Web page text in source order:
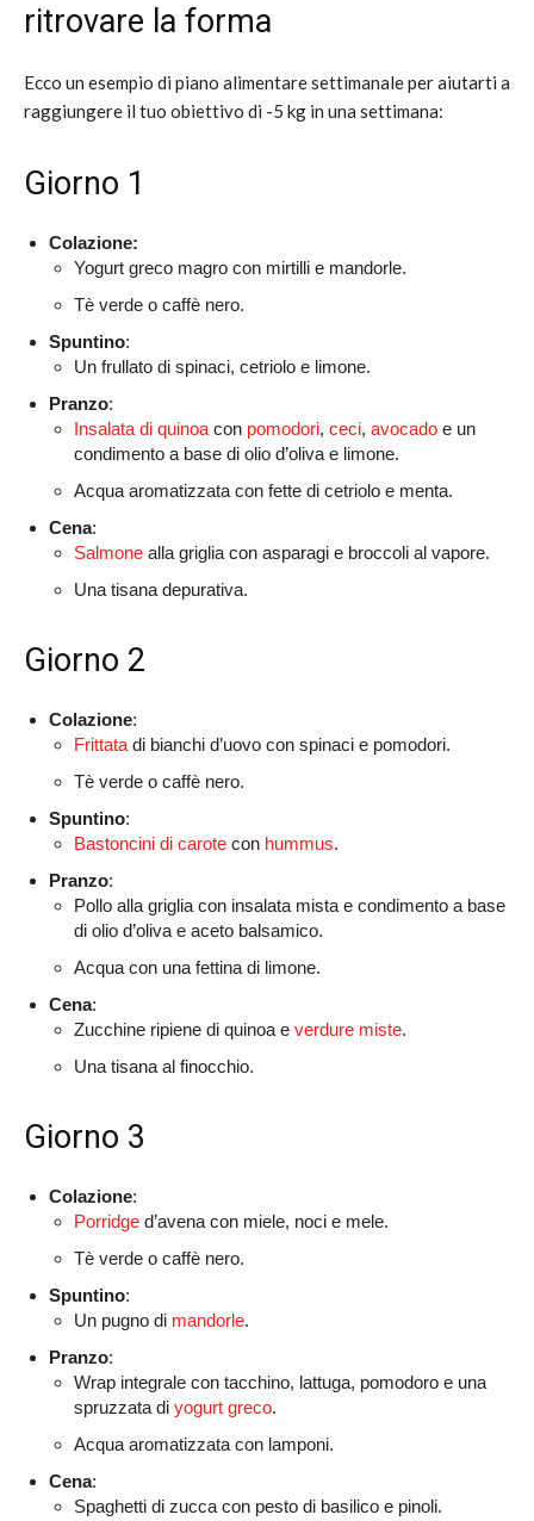
ritrovare la forma
Ecco un esempio di piano alimentare settimanale per aiutarti a
raggiungere il tuo obiettivo di -5 kg in una settimana:
Giorno 1
Colazione:
Yogurt greco magro con mirtilli e mandorle.
Tè verde o caffè nero.
Spuntino:
Un frullato di spinaci, cetriolo e limone.
Pranzo:
Insalata di quinoa con pomodori, ceci, avocado e un
condimento a base di olio d’oliva e limone.
Acqua aromatizzata con fette di cetriolo e menta.
Cena:
Salmone alla griglia con asparagi e broccoli al vapore.
Una tisana depurativa.
Giorno 2
Colazione:
Frittata di bianchi d’uovo con spinaci e pomodori.
Tè verde o caffè nero.
Spuntino:
Bastoncini di carote con hummus.
Pranzo:
Pollo alla griglia con insalata mista e condimento a base
di olio d’oliva e aceto balsamico.
Acqua con una fettina di limone.
Cena:
Zucchine ripiene di quinoa e verdure miste.
Una tisana al finocchio.
Giorno 3
Colazione:
Porridge d’avena con miele, noci e mele.
Tè verde o caffè nero.
Spuntino:
Un pugno di mandorle.
Pranzo:
Wrap integrale con tacchino, lattuga, pomodoro e una
spruzzata di yogurt greco.
Acqua aromatizzata con lamponi.
Cena:
Spaghetti di zucca con pesto di basilico e pinoli.